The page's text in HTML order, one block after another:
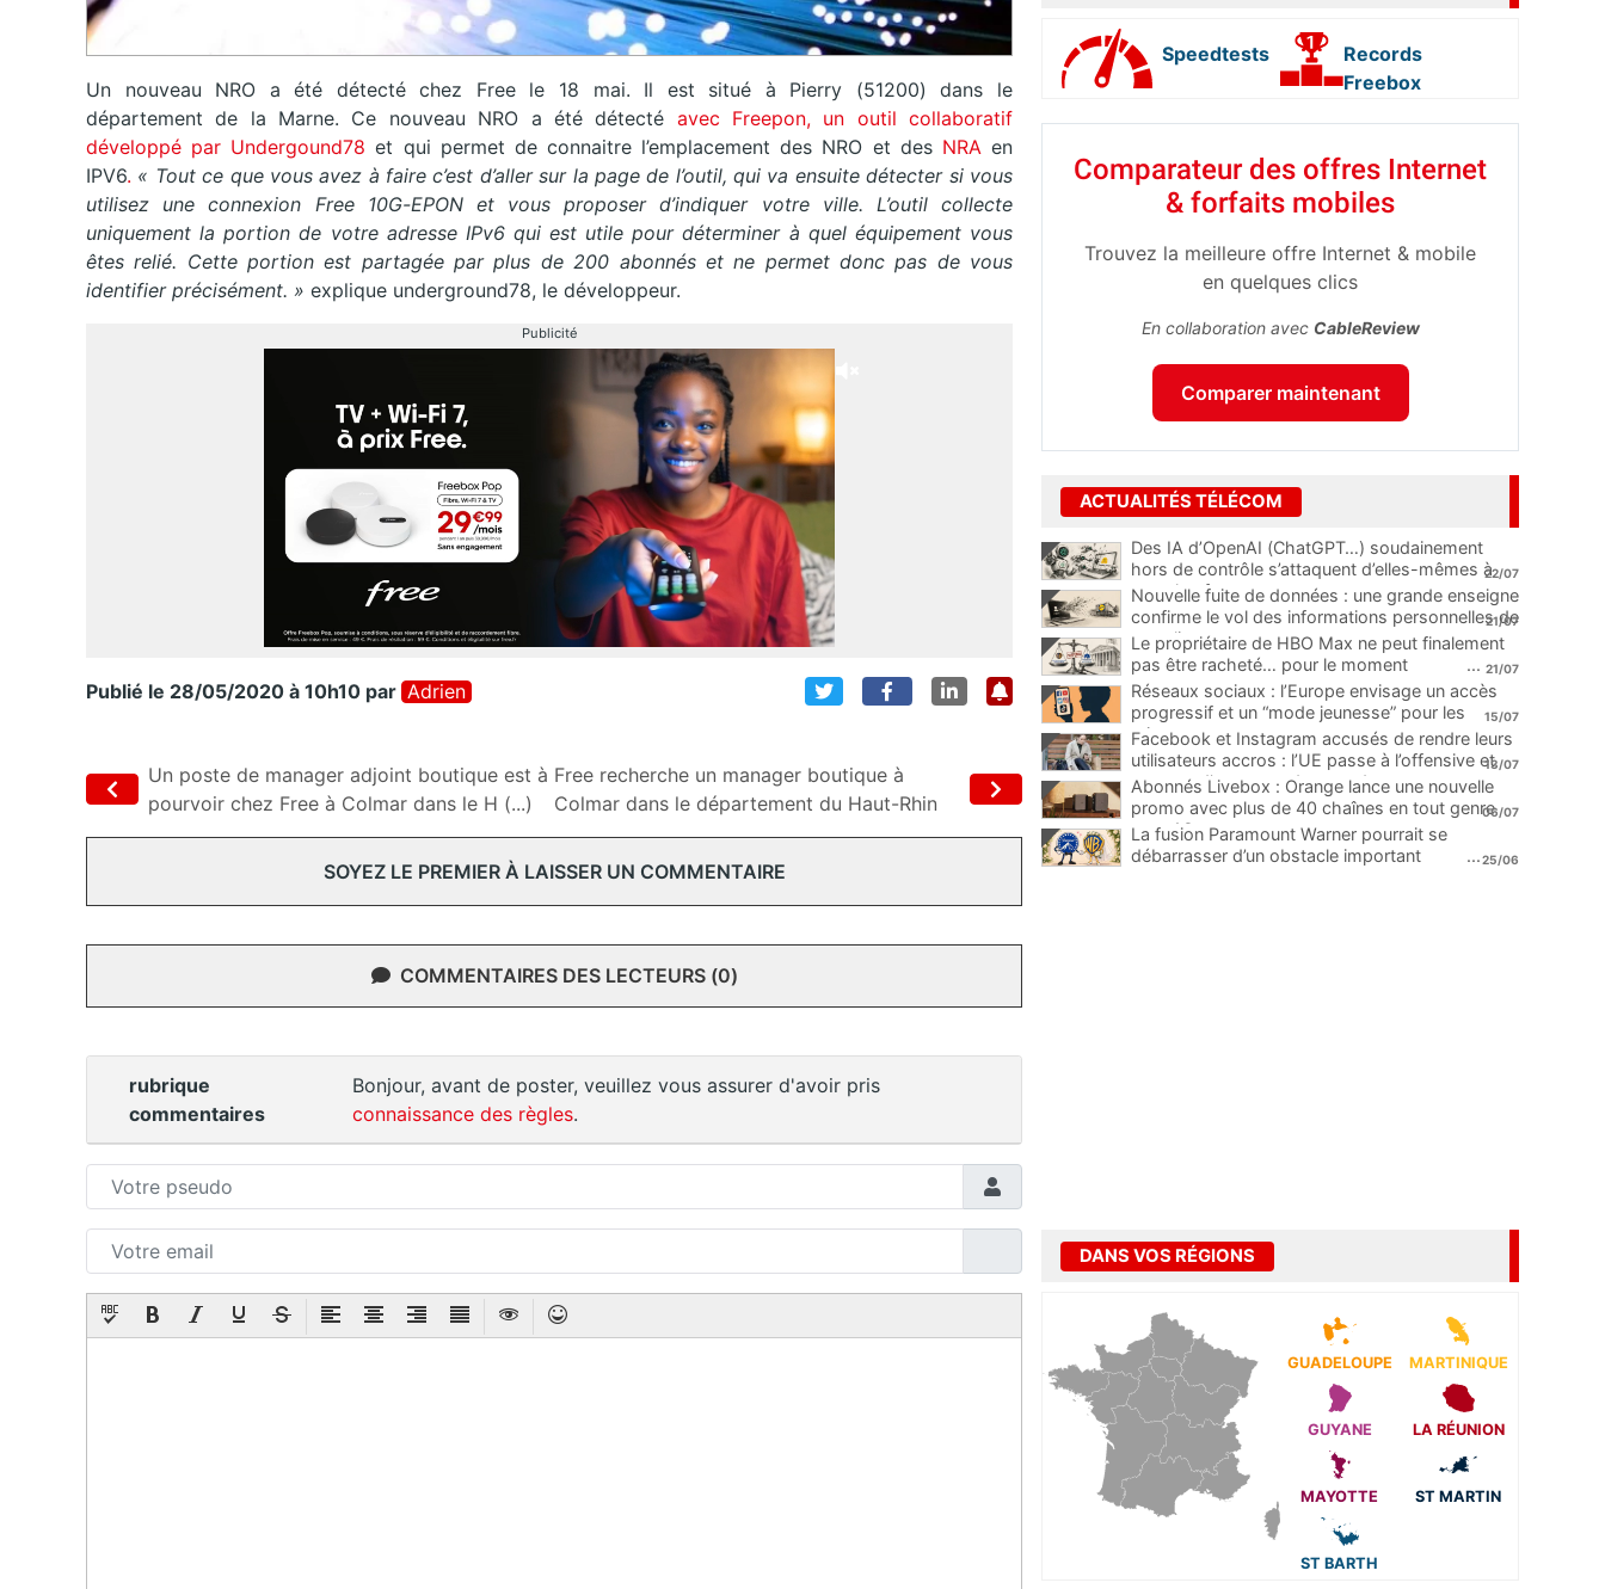
Un nouveau NRO a été détecté chez Free le 18 mai. Il est situé à Pierry (51200) dans le
département de la Marne. Ce nouveau NRO a été détecté avec Freepon, un outil collaboratif
développé par Undergound78 et qui permet de connaitre l’emplacement des NRO et desNRAen
IPV6. « Tout ce que vous avez à faire c’est d’aller sur la page de l’outil, qui va ensuite détecter si vous
utilisez une connexion Free 10G-EPON et vous proposer d’indiquer votre ville. L’outil collecte
uniquement la portion de votre adresse IPv6 qui est utile pour déterminer à quel équipement vous
êtes relié. Cette portion est partagée par plus de 200 abonnés et ne permet donc pas de vous
identifier précisément. » explique underground78, le développeur.
Publicité
Publié le 28/05/2020 à 10h10 par Adrien
Un poste de manager adjoint boutique est à
pourvoir chez Free à Colmar dans le H (...)
Free recherche un manager boutique à
Colmar dans le département du Haut-Rhin
SOYEZ LE PREMIER À LAISSER UN COMMENTAIRE
COMMENTAIRES DES LECTEURS (0)
rubrique
commentaires
Bonjour, avant de poster, veuillez vous assurer d'avoir pris
connaissance des règles.
Speedtests
Records
Freebox
Comparateur des offres Internet
& forfaits mobiles
Trouvez la meilleure offre Internet & mobile
en quelques clics
En collaboration avec CableReview
Comparer maintenant
ACTUALITÉS TÉLÉCOM
Des IA d’OpenAI (ChatGPT…) soudainement
hors de contrôle s’attaquent d’elles-mêmes à
une plateforme
...
22/07
Nouvelle fuite de données : une grande enseigne
confirme le vol des informations personnelles de
ses clients
...
21/07
Le propriétaire de HBO Max ne peut finalement
pas être racheté… pour le moment
... 21/07
Réseaux sociaux : l’Europe envisage un accès
progressif et un “mode jeunesse” pour les
mineurs
...
15/07
Facebook et Instagram accusés de rendre leurs
utilisateurs accros : l’UE passe à l’offensive et
menace d’une amende record
...
13/07
Abonnés Livebox : Orange lance une nouvelle
promo avec plus de 40 chaînes en tout genre
pour 1€
06/07
La fusion Paramount Warner pourrait se
débarrasser d’un obstacle important
...25/06
DANS VOS RÉGIONS
GUADELOUPE MARTINIQUE
GUYANE LA RÉUNION
MAYOTTE ST MARTIN
ST BARTH